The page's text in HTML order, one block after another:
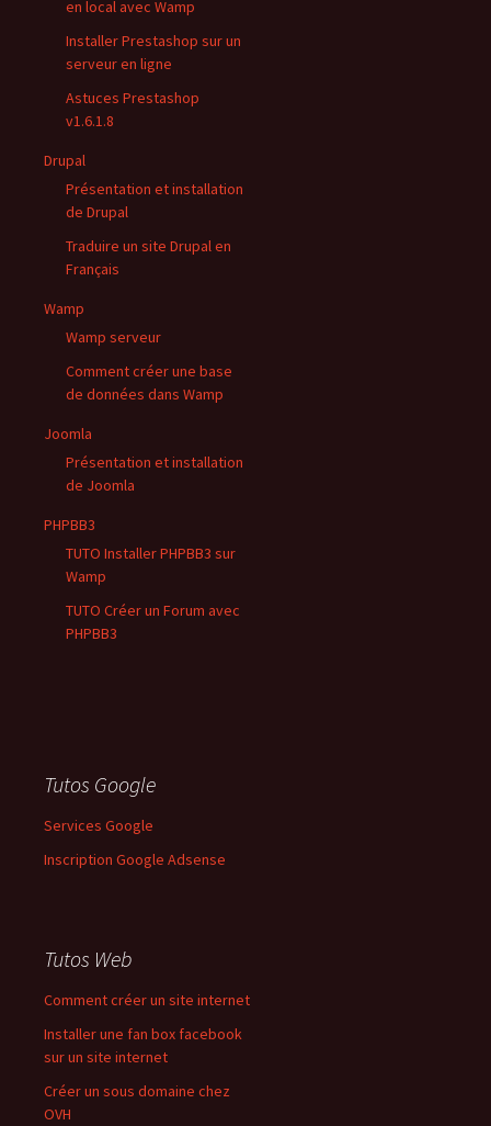
en local avec Wamp
Installer Prestashop sur un
serveur en ligne
Astuces Prestashop
v1.6.1.8
Drupal
Présentation et installation
de Drupal
Traduire un site Drupal en
Français
Wamp
Wamp serveur
Comment créer une base
de données dans Wamp
Joomla
Présentation et installation
de Joomla
PHPBB3
TUTO Installer PHPBB3 sur
Wamp
TUTO Créer un Forum avec
PHPBB3
Tutos Google
Services Google
Inscription Google Adsense
Tutos Web
Comment créer un site internet
Installer une fan box facebook
sur un site internet
Créer un sous domaine chez
OVH